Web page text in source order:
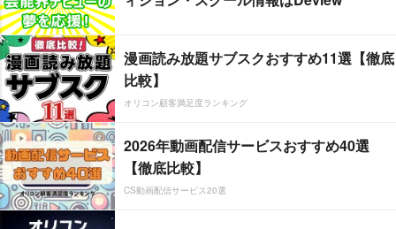
漫画読み放題サブスクおすすめ11選【徹底
比較】
オリコン顧客満足度ランキング
2026年動画配信サービスおすすめ40選
【徹底比較】
CS動画配信サービス20選